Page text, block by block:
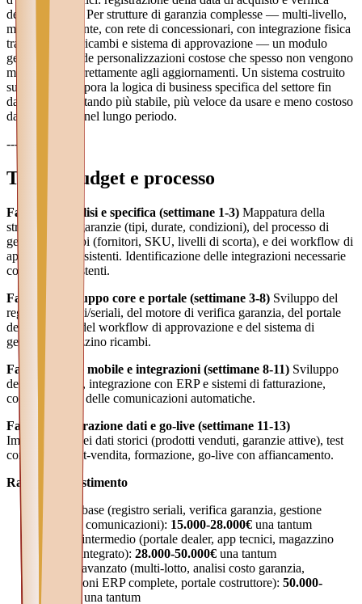
della scadenza. Per strutture di garanzia complesse — multi-livello,
multi-componente, con rete di concessionari, con integrazione fisica
tra magazzino ricambi e sistema di approvazione — un modulo
generico richiede personalizzazioni costose che spesso non vengono
manutenute correttamente agli aggiornamenti. Un sistema costruito
su misura incorpora la logica di business specifica del settore fin
dall'inizio, risultando più stabile, più veloce da usare e meno costoso
da manutenere nel lungo periodo.
---
Tempi, budget e processo
Fase 1 — Analisi e specifica (settimane 1-3) Mappatura della
struttura delle garanzie (tipi, durate, condizioni), del processo di
gestione ricambi (fornitori, SKU, livelli di scorta), e dei workflow di
approvazione esistenti. Identificazione delle integrazioni necessarie
con sistemi esistenti.
Fase 2 — Sviluppo core e portale (settimane 3-8) Sviluppo del
registro prodotti/seriali, del motore di verifica garanzia, del portale
dealer/cliente, del workflow di approvazione e del sistema di
gestione magazzino ricambi.
Fase 3 — App mobile e integrazioni (settimane 8-11) Sviluppo
dell'app tecnici, integrazione con ERP e sistemi di fatturazione,
configurazione delle comunicazioni automatiche.
Fase 4 — Migrazione dati e go-live (settimane 11-13)
Importazione dei dati storici (prodotti venduti, garanzie attive), test
con il team post-vendita, formazione, go-live con affiancamento.
Range di investimento
Sistema base (registro seriali, verifica garanzia, gestione
pratiche, comunicazioni): 15.000-28.000€ una tantum
Sistema intermedio (portale dealer, app tecnici, magazzino
ricambi integrato): 28.000-50.000€ una tantum
Sistema avanzato (multi-lotto, analisi costo garanzia,
integrazioni ERP complete, portale costruttore): 50.000-
una tantum